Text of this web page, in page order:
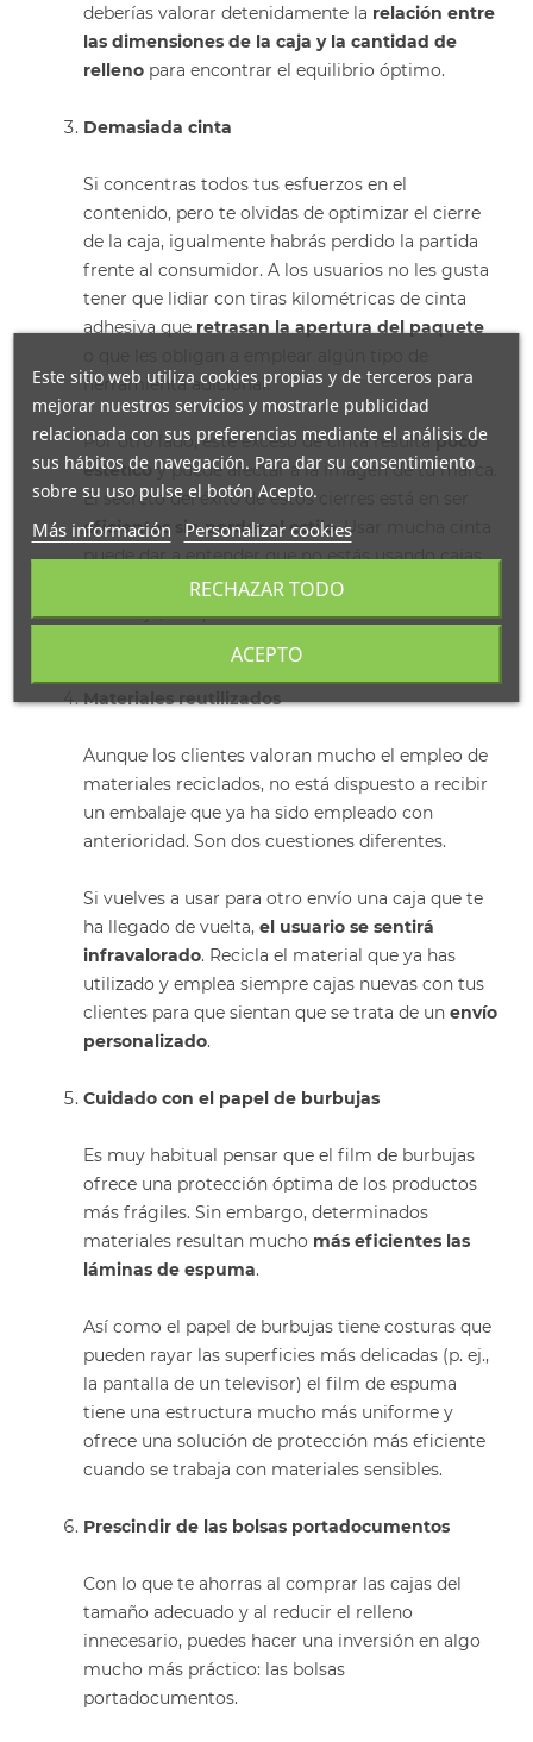
deberías valorar detenidamente la relación entre
las dimensiones de la caja y la cantidad de
relleno para encontrar el equilibrio óptimo.
Demasiada cinta
Si concentras todos tus esfuerzos en el
contenido, pero te olvidas de optimizar el cierre
de la caja, igualmente habrás perdido la partida
frente al consumidor. A los usuarios no les gusta
tener que lidiar con tiras kilométricas de cinta
adhesiva queretrasan la apertura del paquete
herramienta adicional.
Por otro lado, este exceso de cinta resultapoco
estético y puede afectar a la imagen de tu marca.
El secreto del éxito de estos cierres está en ser
eficientes sin perder el estilo. Usar mucha cinta
puede dar a entender que no estás usando cajas
de calidad y que no confías en la seguridad del
embalaje, así que no abuses de este material. Este
Materiales reutilizados
Aunque los clientes valoran mucho el empleo de
materiales reciclados, no está dispuesto a recibir
un embalaje que ya ha sido empleado con
anterioridad. Son dos cuestiones diferentes.
Si vuelves a usar para otro envío una caja que te
ha llegado de vuelta, el usuario se sentirá
infravalorado. Recicla el material que ya has
utilizado y emplea siempre cajas nuevas con tus
clientes para que sientan que se trata de un envío
personalizado.
Cuidado con el papel de burbujas
Es muy habitual pensar que el film de burbujas
ofrece una protección óptima de los productos
más frágiles. Sin embargo, determinados
materiales resultan mucho más eficientes las
láminas de espuma.
Así como el papel de burbujas tiene costuras que
pueden rayar las superficies más delicadas (p. ej.,
la pantalla de un televisor) el film de espuma
tiene una estructura mucho más uniforme y
ofrece una solución de protección más eficiente
cuando se trabaja con materiales sensibles.
Prescindir de las bolsas portadocumentos
Con lo que te ahorras al comprar las cajas del
tamaño adecuado y al reducir el relleno
innecesario, puedes hacer una inversión en algo
mucho más práctico: las bolsas
portadocumentos.
Este sitio web utiliza cookies propias y de terceros para
mejorar nuestros servicios y mostrarle publicidad
relacionada con sus preferencias mediante el análisis de
sus hábitos de navegación. Para dar su consentimiento
sobre su uso pulse el botón Acepto.
Más información Personalizar cookies
RECHAZAR TODO
ACEPTO